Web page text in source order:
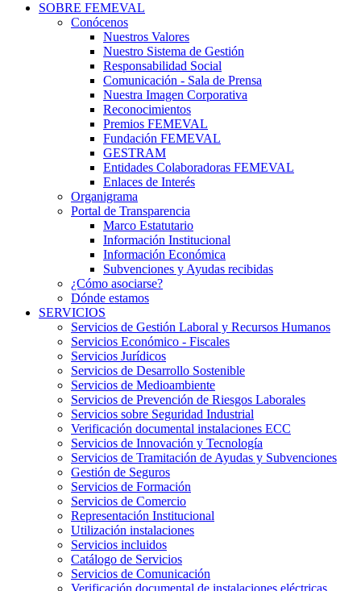
SOBRE FEMEVAL
Conócenos
Nuestros Valores
Nuestro Sistema de Gestión
Responsabilidad Social
Comunicación - Sala de Prensa
Nuestra Imagen Corporativa
Reconocimientos
Premios FEMEVAL
Fundación FEMEVAL
GESTRAM
Entidades Colaboradoras FEMEVAL
Enlaces de Interés
Organigrama
Portal de Transparencia
Marco Estatutario
Información Institucional
Información Económica
Subvenciones y Ayudas recibidas
¿Cómo asociarse?
Dónde estamos
SERVICIOS
Servicios de Gestión Laboral y Recursos Humanos
Servicios Económico - Fiscales
Servicios Jurídicos
Servicios de Desarrollo Sostenible
Servicios de Medioambiente
Servicios de Prevención de Riesgos Laborales
Servicios sobre Seguridad Industrial
Verificación documental instalaciones ECC
Servicios de Innovación y Tecnología
Servicios de Tramitación de Ayudas y Subvenciones
Gestión de Seguros
Servicios de Formación
Servicios de Comercio
Representación Institucional
Utilización instalaciones
Servicios incluidos
Catálogo de Servicios
Servicios de Comunicación
Verificación documental de instalaciones eléctricas